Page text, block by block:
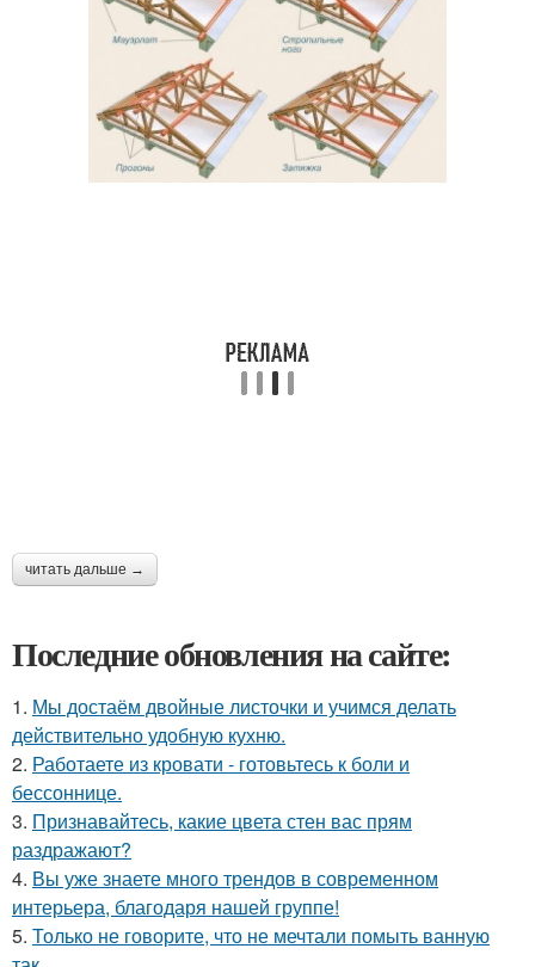
читать дальше →
Последние обновления на сайте:
1. Мы достаём двойные листочки и учимся делать
действительно удобную кухню.
2. Работаете из кровати - готовьтесь к боли и
бессоннице.
3. Признавайтесь, какие цвета стен вас прям
раздражают?
4. Вы уже знаете много трендов в современном
интерьера, благодаря нашей группе!
5. Только не говорите, что не мечтали помыть ванную